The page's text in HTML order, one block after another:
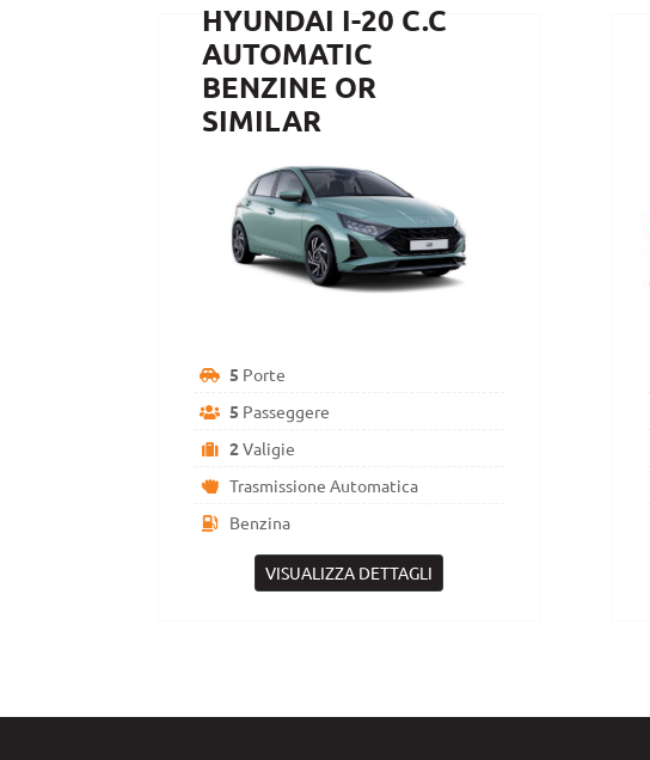
HYUNDAI I-20 C.C
AUTOMATIC
BENZINE OR
SIMILAR
5 Porte
5 Passeggere
2Valigie
Trasmissione Automatica
Benzina
VISUALIZZA DETTAGLI